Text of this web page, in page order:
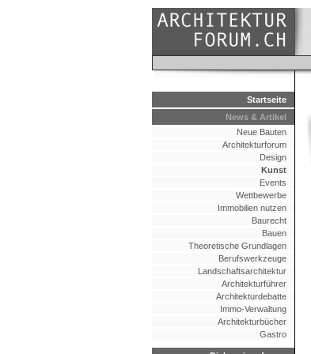
Startseite
News & Artikel
Neue Bauten
Architekturforum
Design
Kunst
Events
Wettbewerbe
Immobilien nutzen
Baurecht
Bauen
Theoretische Grundlagen
Berufswerkzeuge
Landschaftsarchitektur
Architekturführer
Architekturdebatte
Immo-Verwaltung
Architekturbücher
Gastro